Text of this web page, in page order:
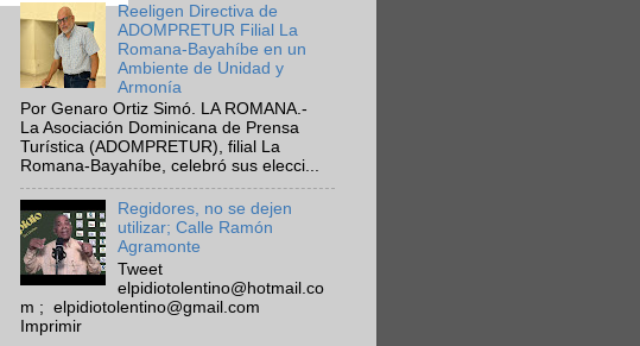
Reeligen Directiva de
ADOMPRETUR Filial La
Romana-Bayahíbe en un
Ambiente de Unidad y
Armonía
Por Genaro Ortiz Simó. LA ROMANA.-
La Asociación Dominicana de Prensa
Turística (ADOMPRETUR), filial La
Romana-Bayahíbe, celebró sus elecci...
Regidores, no se dejen
utilizar; Calle Ramón
Agramonte
Tweet
elpidiotolentino@hotmail.co
m ; elpidiotolentino@gmail.com
Imprimir